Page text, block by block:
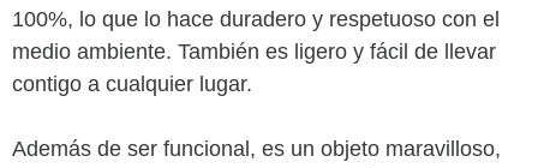
100%, lo que lo hace duradero y respetuoso con el
medio ambiente. También es ligero y fácil de llevar
contigo a cualquier lugar.
Además de ser funcional, es un objeto maravilloso,